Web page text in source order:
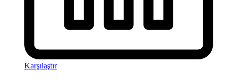
Karşılaştır